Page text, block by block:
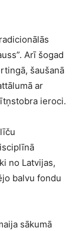
Arī šogad
šaušanā
ar
ieroci.
no Latvijas,
balvu fondu
sākumā